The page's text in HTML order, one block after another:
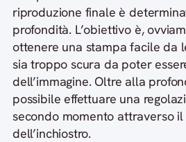
riproduzione finale è
profondità. L’obiettivo è,
ottenere una stampa facile da
sia troppo scura da poter
dell’immagine. Oltre alla
possibile effettuare una
secondo momento attraverso
dell’inchiostro.